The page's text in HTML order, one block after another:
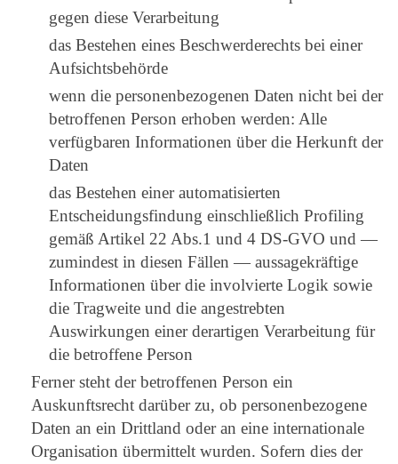
gegen diese Verarbeitung
das Bestehen eines Beschwerderechts bei einer
Aufsichtsbehörde
wenn die personenbezogenen Daten nicht bei der
betroffenen Person erhoben werden: Alle
verfügbaren Informationen über die Herkunft der
Daten
das Bestehen einer automatisierten
Entscheidungsfindung einschließlich Profiling
gemäß Artikel 22 Abs.1 und 4 DS-GVO und —
zumindest in diesen Fällen — aussagekräftige
Informationen über die involvierte Logik sowie
die Tragweite und die angestrebten
Auswirkungen einer derartigen Verarbeitung für
die betroffene Person
Ferner steht der betroffenen Person ein
Auskunftsrecht darüber zu, ob personenbezogene
Daten an ein Drittland oder an eine internationale
Organisation übermittelt wurden. Sofern dies der